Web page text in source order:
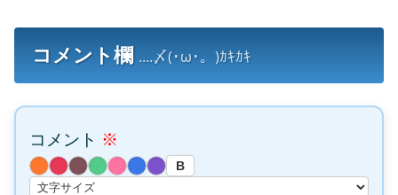
コメント欄 ....〆(･ω･。)ｶｷｶｷ
コメント ※
B